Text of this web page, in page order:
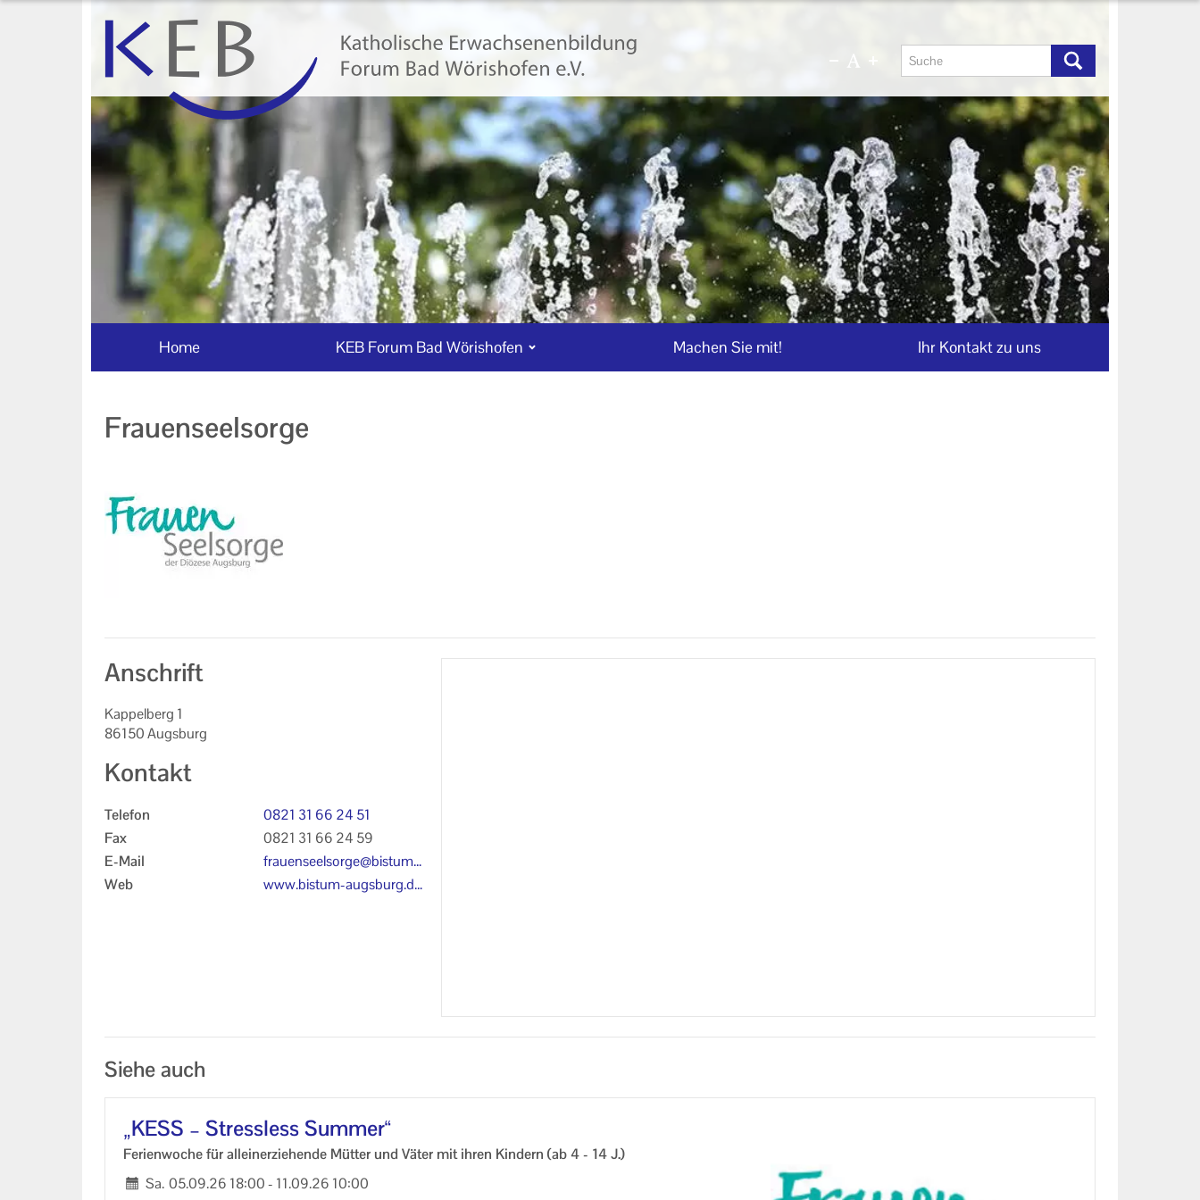
Home KEB Forum Bad Wörishofen Machen Sie mit! Ihr Kontakt zu uns
Frauenseelsorge
Anschrift
Kappelberg 1
86150 Augsburg
Kontakt
Telefon
0821 31 66 24 51
Fax
0821 31 66 24 59
E-Mail
frauenseelsorge@bistum-
augsburg.de
Web
www.bistum-augsburg.d
Siehe auch
„KESS – Stress­less Sum­mer“
Fe­ri­en­wo­che für al­lein­er­zie­hen­de Müt­ter und Väter mit ihren Kin­dern (ab 4 - 14 J.)
Sa. 05.09.26 18:00- 11.09.26 10:00
KEB Forum Bad Wörishofen
Machen Sie mit!
Ihr Kontakt zu uns